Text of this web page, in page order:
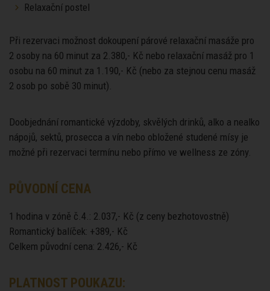
Relaxační postel
Při rezervaci možnost dokoupení párové relaxační masáže pro
2 osoby na 60 minut za 2.380,- Kč nebo relaxační masáž pro 1
osobu na 60 minut za 1.190,- Kč (nebo za stejnou cenu masáž
2 osob po sobě 30 minut).
Doobjednání romantické výzdoby, skvělých drinků, alko a nealko
nápojů, sektů, prosecca a vín nebo obložené studené mísy je
možné při rezervaci termínu nebo přímo ve wellness ze zóny.
PŮVODNÍ CENA
1 hodina v zóně č.4.: 2.037,- Kč (z ceny bezhotovostně)
Romantický balíček: +389,- Kč
Celkem původní cena: 2.426,- Kč
PLATNOST POUKAZU: